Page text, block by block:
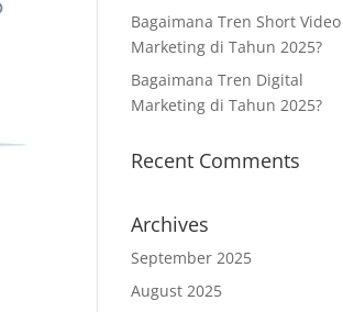
Bagaimana Tren Short Video
Marketing di Tahun 2025?
Bagaimana Tren Digital
Marketing di Tahun 2025?
Recent Comments
Archives
September 2025
August 2025